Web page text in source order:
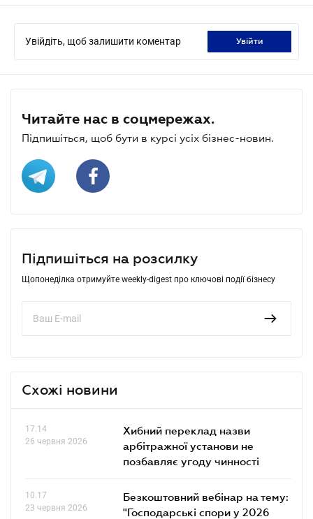
Увійдіть, щоб залишити коментар увійти
Читайте нас в соцмережах.
Підпишіться, щоб бути в курсі усіх бізнес-новин.
Підпишіться на розсилку
Щопонеділка отримуйте weekly-digest про ключові події бізнесу
Схожі новини
17.14
26 червня 2026
Хибний переклад назви
арбітражної установи не
позбавляє угоду чинності
10.17
23 червня 2026
Безкоштовний вебінар на тему:
"Господарські спори у 2026